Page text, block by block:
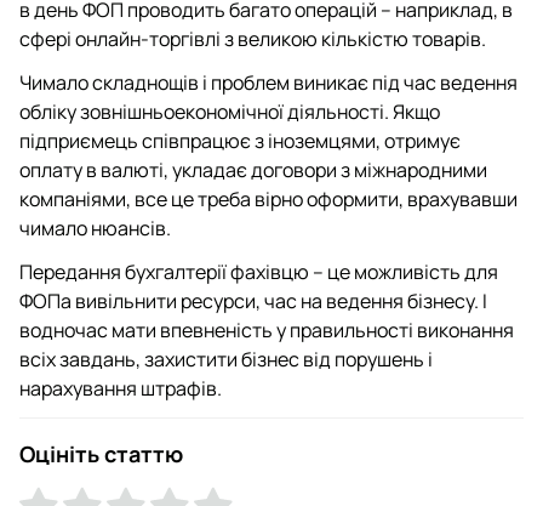
в день ФОП проводить багато операцій – наприклад, в
сфері онлайн-торгівлі з великою кількістю товарів.
Чимало складнощів і проблем виникає під час ведення
обліку зовнішньоекономічної діяльності. Якщо
підприємець співпрацює з іноземцями, отримує
оплату в валюті, укладає договори з міжнародними
компаніями, все це треба вірно оформити, врахувавши
чимало нюансів.
Передання бухгалтерії фахівцю – це можливість для
ФОПа вивільнити ресурси, час на ведення бізнесу. І
водночас мати впевненість у правильності виконання
всіх завдань, захистити бізнес від порушень і
нарахування штрафів.
Оцініть статтю